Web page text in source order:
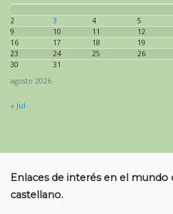
agosto 2026
2
3 4 5
9
10 11 12
16
17 18 19
23
24 25 26
30
31
« Jul
Enlaces de interés en el
castellano.